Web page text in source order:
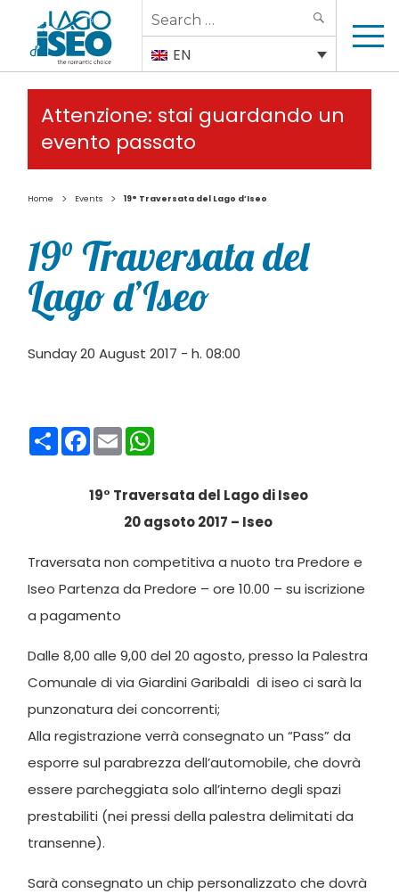
Search
for:
EN
Attenzione: stai guardando un
evento passato
Home > Events > 19° Traversata del Lago d’Iseo
19° Traversata del
Lago d’Iseo
Sunday 20 August 2017 - h. 08:00
CondividiFacebook
Email
19° Traversata del Lago di Iseo
20 agsoto 2017 – Iseo
Traversata non competitiva a nuoto tra Predore e
Iseo Partenza da Predore – ore 10.00 – su iscrizione
a pagamento
Dalle 8,00 alle 9,00 del 20 agosto, presso la Palestra
Comunale di via Giardini Garibaldi di iseo ci sarà la
punzonatura dei concorrenti;
Alla registrazione verrà consegnato un “Pass” da
esporre sul parabrezza dell’automobile, che dovrà
essere parcheggiata solo all’interno degli spazi
prestabiliti (nei pressi della palestra delimitati da
transenne).
Sarà consegnato un chip personalizzato che dovrà